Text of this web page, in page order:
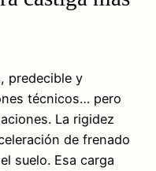
predecible y
técnicos… pero
La rigidez
de frenado
suelo. Esa carga